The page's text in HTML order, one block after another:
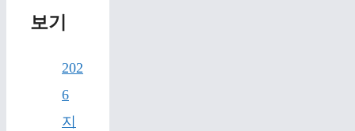
보기
202
6
지